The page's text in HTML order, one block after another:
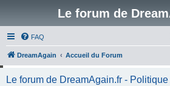
Le forum de
FAQ
DreamAgain Accueil du Forum
Le forum de DreamAgain.fr -